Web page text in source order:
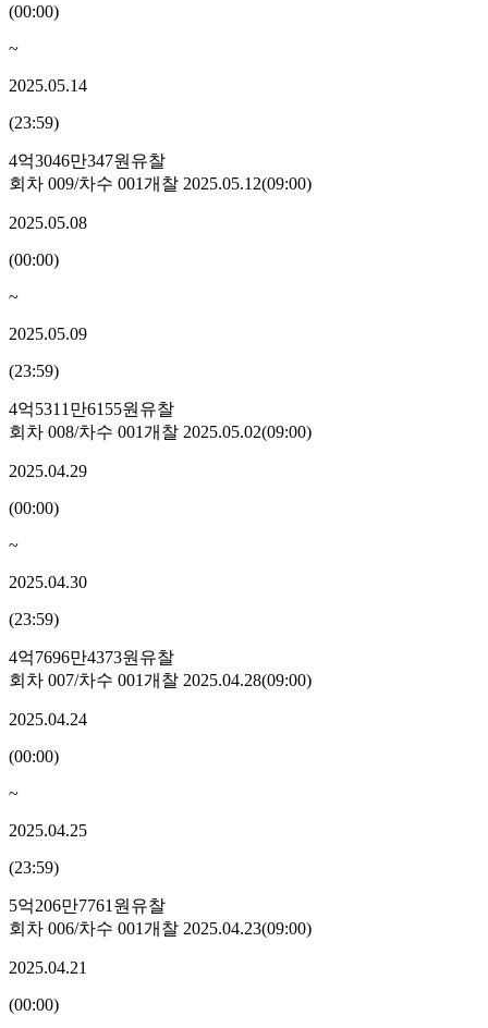
(00:00)
~
2025.05.14
(23:59)
4억3046만347원 유찰
회차 009/차수 001개찰 2025.05.12(09:00)
2025.05.08
(00:00)
~
2025.05.09
(23:59)
4억5311만6155원 유찰
회차 008/차수 001개찰 2025.05.02(09:00)
2025.04.29
(00:00)
~
2025.04.30
(23:59)
4억7696만4373원 유찰
회차 007/차수 001개찰 2025.04.28(09:00)
2025.04.24
(00:00)
~
2025.04.25
(23:59)
5억206만7761원 유찰
회차 006/차수 001개찰 2025.04.23(09:00)
2025.04.21
(00:00)